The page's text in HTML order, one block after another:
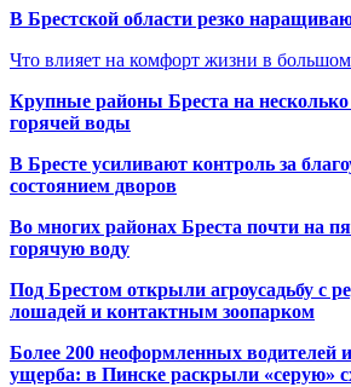
В Брестской области резко
Что влияет на комфорт жизни в
Крупные районы Бреста на несколько
горячей воды
В Бресте усиливают контроль за
состоянием дворов
Во многих районах Бреста почти на
горячую воду
Под Брестом открыли агроусадьбу с
лошадей и контактным зоопарком
Более 200 неоформленных водителей
ущерба: в Пинске раскрыли «серую»